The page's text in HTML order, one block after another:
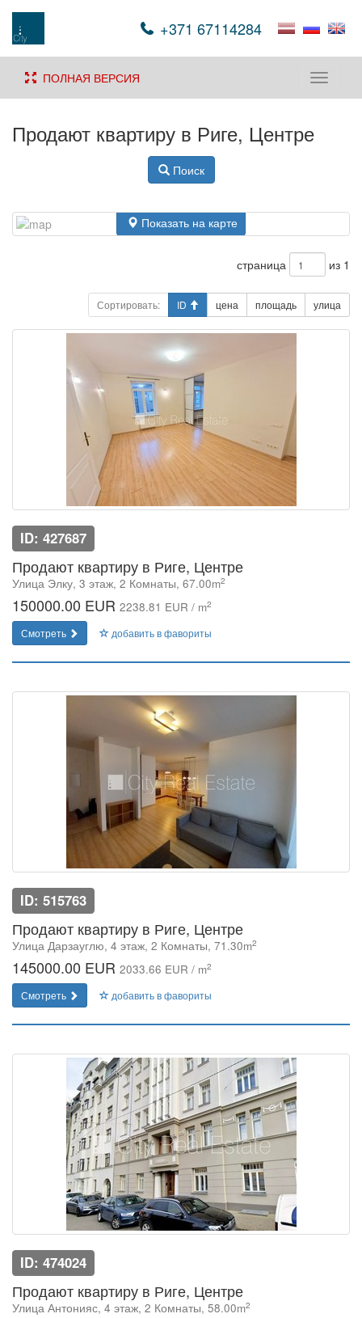
+371 67114284
Toggle
ПОЛНАЯ ВЕРСИЯ
Продают квартиру в Риге, Центре
Поиск
Показать на карте
страница из 1
Сортировать: ID цена площадь улица
ID: 427687
Продают квартиру в Риге, Центре
Улица Элку, 3 этаж, 2 Комнаты, 67.00m2
150000.00 EUR 2238.81 EUR / m2
Смотреть добавить в фавориты
ID: 515763
Продают квартиру в Риге, Центре
Улица Дарзауглю, 4 этаж, 2 Комнаты, 71.30m2
145000.00 EUR 2033.66 EUR / m2
Смотреть добавить в фавориты
ID: 474024
Продают квартиру в Риге, Центре
Улица Антонияс, 4 этаж, 2 Комнаты, 58.00m2